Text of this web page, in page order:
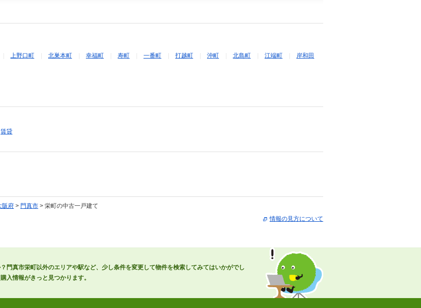
上野口町 北巣本町 幸福町 寿町 一番町 打越町 沖町 北島町 江端町
岸和田
賃貸
阪府 > 門真市 > 栄町の中古一戸建て
情報の見方について
門真市栄町以外のエリアや駅など、少し条件を変更して物件を検索してみてはいかがでし
入情報がきっと見つかります。